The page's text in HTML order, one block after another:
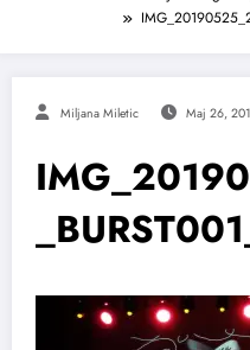
Miljana Miletic Maj 26,